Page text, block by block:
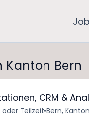
Kanton Bern
CRM &
oder Teilzeit•Bern,